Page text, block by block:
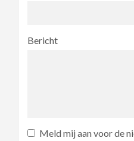
Bericht
Meld mij aan voor de